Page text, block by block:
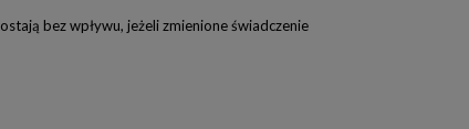
bez wpływu, jeżeli zmienione świadczenie